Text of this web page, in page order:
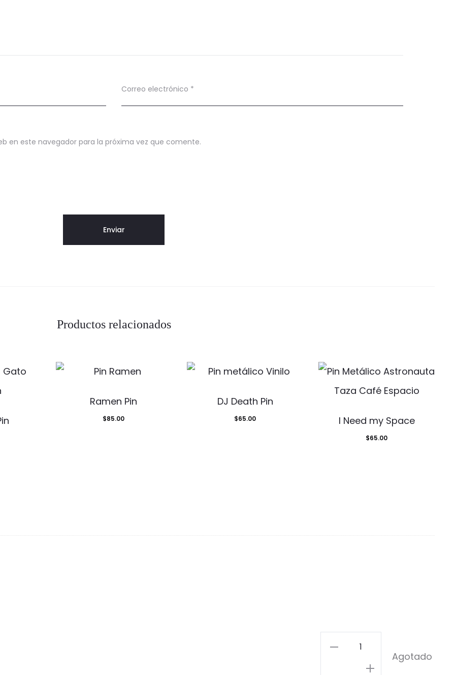
Correo electrónico *
en este navegador para la próxima vez que comente.
Productos relacionados
Ramen Pin
$85.00
DJ Death Pin
$65.00 I Need my Space
$65.00
Corazón
Agotado